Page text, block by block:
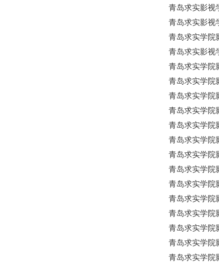
青岛求实影视
青岛求实影视
青岛求实学院
青岛求实影视
青岛求实学院
青岛求实学院
青岛求实学院
青岛求实学院
青岛求实学院
青岛求实学院
青岛求实学院
青岛求实学院
青岛求实学院
青岛求实学院
青岛求实学院
青岛求实学院
青岛求实学院
青岛求实学院